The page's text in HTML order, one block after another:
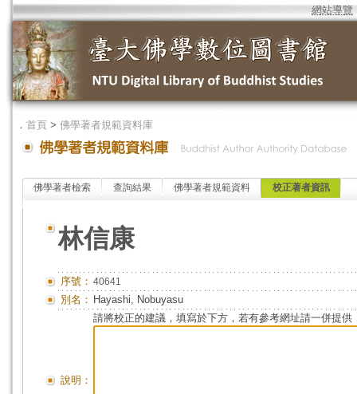
網站導覽
． 首頁 > 佛學著者規範資料庫
佛學著者檢索 查詢結果 佛學著者規範資料 校正著者資訊
林信康
序號： 40641
別名： Hayashi, Nobuyasu
說明：
請將校正的建議，填寫於下方，若有參考網址請一併提供